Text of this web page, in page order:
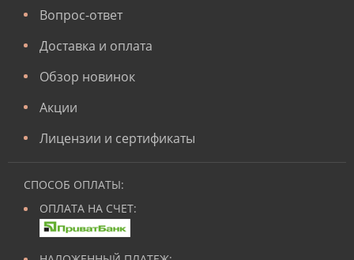
Вопрос-ответ
Доставка и оплата
Обзор новинок
Акции
Лицензии и сертификаты
СПОСОБ ОПЛАТЫ:
ОПЛАТА НА СЧЕТ: